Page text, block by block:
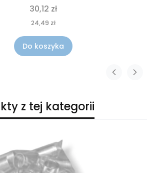
30,12 zł
24,49 zł
Do koszyka
z tej kategorii